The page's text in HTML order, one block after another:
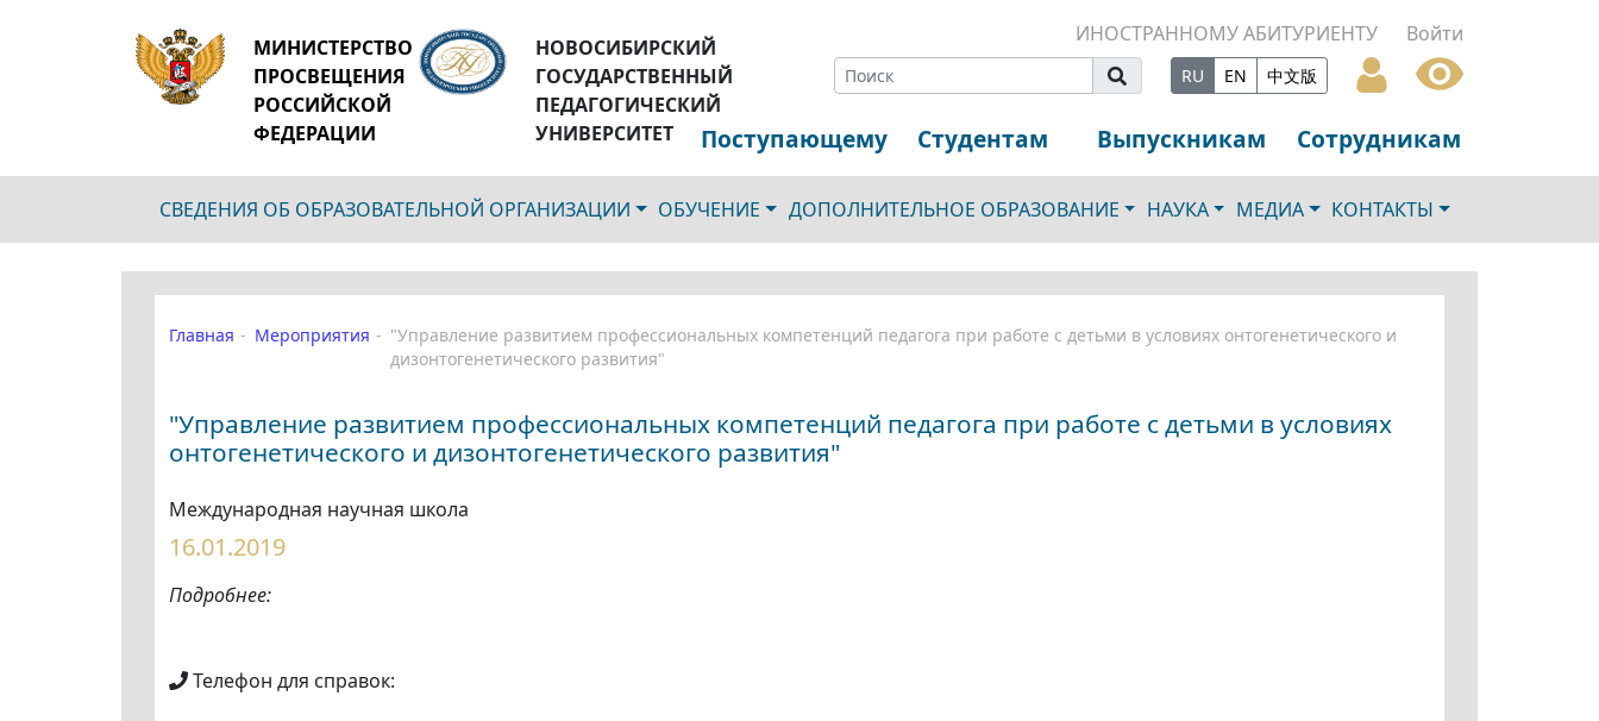
МИНИСТЕРСТВО
ПРОСВЕЩЕНИЯ
РОССИЙСКОЙ
ФЕДЕРАЦИИ
НОВОСИБИРСКИЙ
ГОСУДАРСТВЕННЫЙ
ПЕДАГОГИЧЕСКИЙ
УНИВЕРСИТЕТ
ИНОСТРАННОМУ АБИТУРИЕНТУ Войти
RU EN 中文版
Поступающему Студентам Выпускникам Сотрудникам
СВЕДЕНИЯ ОБ ОБРАЗОВАТЕЛЬНОЙ ОРГАНИЗАЦИИ ОБУЧЕНИЕ ДОПОЛНИТЕЛЬНОЕ ОБРАЗОВАНИЕ НАУКА МЕДИА КОНТАКТЫ
Главная Мероприятия
"Управление развитием профессиональных компетенций педагога при работе с детьми в условиях онтогенетического и
дизонтогенетического развития"
"Управление развитием профессиональных компетенций педагога при работе с детьми в условиях
онтогенетического и дизонтогенетического развития"
Международная научная школа
16.01.2019
Подробнее:
Телефон для справок: